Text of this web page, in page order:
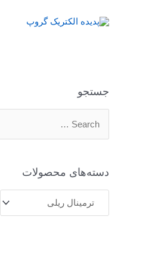
جستجو
دسته‌های محصولات